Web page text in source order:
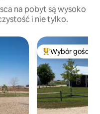
na pobyt są wysoko
i nie tylko.
gości Wybór gości